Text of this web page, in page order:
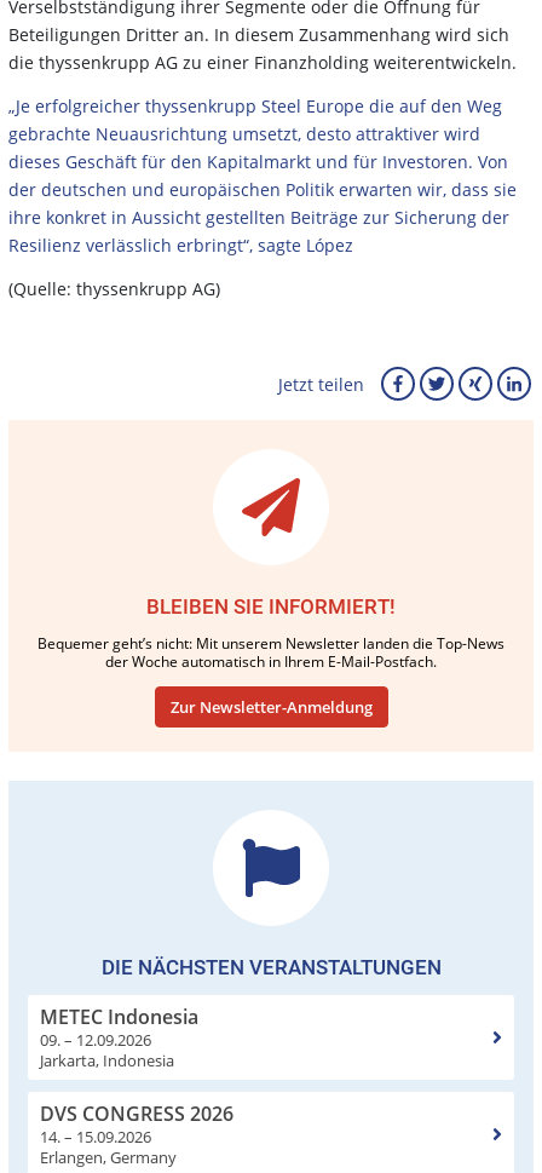
Verselbstständigung ihrer Segmente oder die Öffnung für
Beteiligungen Dritter an. In diesem Zusammenhang wird sich
die thyssenkrupp AG zu einer Finanzholding weiterentwickeln.
„Je erfolgreicher thyssenkrupp Steel Europe die auf den Weg
gebrachte Neuausrichtung umsetzt, desto attraktiver wird
dieses Geschäft für den Kapitalmarkt und für Investoren. Von
der deutschen und europäischen Politik erwarten wir, dass sie
ihre konkret in Aussicht gestellten Beiträge zur Sicherung der
Resilienz verlässlich erbringt“, sagte López
(Quelle: thyssenkrupp AG)
Jetzt teilen
BLEIBEN SIE INFORMIERT!
Bequemer geht’s nicht: Mit unserem Newsletter landen die Top-News
der Woche automatisch in Ihrem E-Mail-Postfach.
Zur Newsletter-Anmeldung
DIE NÄCHSTEN VERANSTALTUNGEN
METEC Indonesia
09. – 12.09.2026
Jarkarta, Indonesia
DVS CONGRESS 2026
14. – 15.09.2026
Erlangen, Germany